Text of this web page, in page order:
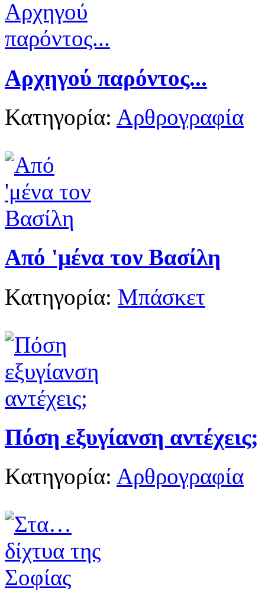
Αρχηγού παρόντος...
Κατηγορία: Αρθρογραφία
Από 'μένα τον Βασίλη
Κατηγορία: Μπάσκετ
Πόση εξυγίανση αντέχεις;
Κατηγορία: Αρθρογραφία